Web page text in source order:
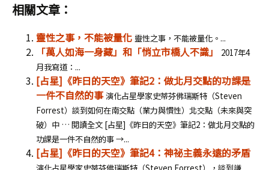
相關文章：
靈性之事，不能被量化 靈性之事，不能被量化。...
「萬人如海一身藏」和「悄立市橋人不識」
2017年4
月我寫道：...
[占星]《昨日的天空》筆記2：做北月交點的功課是
一件不自然的事 演化占星學家史蒂芬佛瑞斯特（Steven
Forrest）談到如何在南交點（業力與慣性）北交點（未來與突
破）中 … 閱讀全文 [占星]《昨日的天空》筆記2：做北月交點的
功課是一件不自然的事 →...
[占星]《昨日的天空》筆記4：神祕主義永遠的矛盾